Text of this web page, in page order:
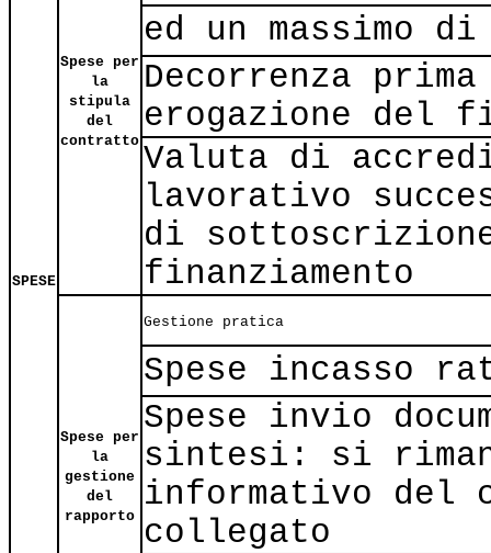
SPESE
Spese per
la
stipula
del
contratto
ed un massimo di
Decorrenza
erogazione del
Valuta di
lavorativo
di
finanziamento
Spese per
la
gestione
del
rapporto
Gestione pratica
Spese incasso
Spese invio
sintesi: si
informativo del
collegato